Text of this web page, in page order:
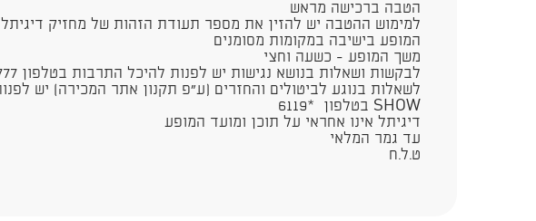
הטבה ברכישה מראש
למימוש ההטבה יש להזין את מספר תעודת הזהות של מחזיק דיגיתל
המופע בישיבה במקומות מסומנים
משך המופע - כשעה וחצי​
לבקשות ושאלות בנושא נגישות יש לפנות להיכל התרבות בטלפון 03-5430777
SHOW בטלפון *6119
דיגיתל אינו אחראי על תוכן ומועד המופע
עד גמר המלאי
ט.ל.ח​